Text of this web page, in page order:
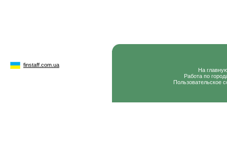
finstaff.com.ua
На
Работа по
Пользовательское